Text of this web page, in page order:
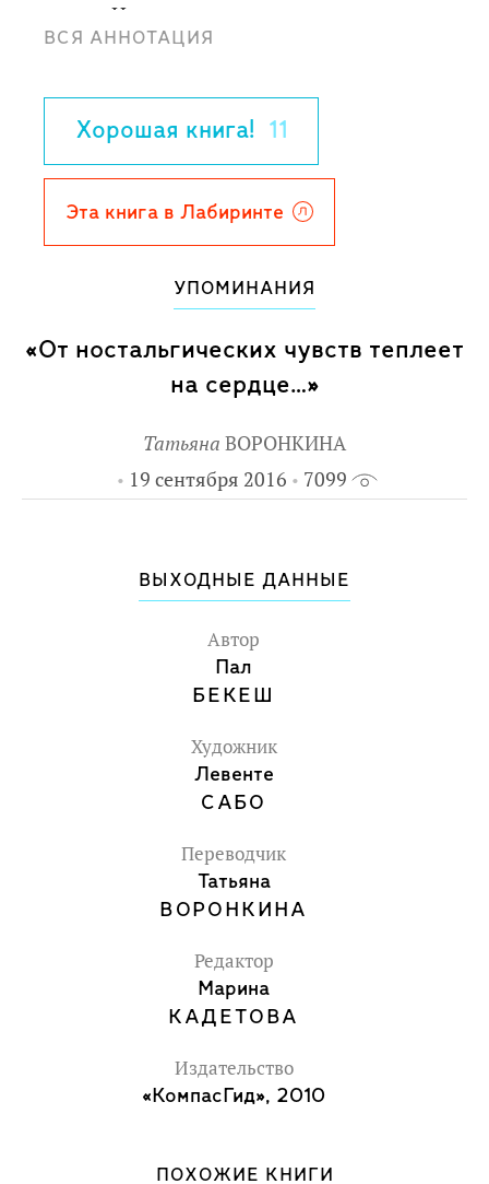
улицу. Но тут же, вечером, под
покровом ночи они тайком выбираются
И весь этот хлам, будь то порванный
абажур или продырявленный мячик,
находит новых хозяев. Вот только одна
вещь - старая потёртая половинка
подноса - остаётся лежать на дороге. Её
подбирает Барсук на пенсии Михей
Скорняжкин, и все жители улицы
теряют сон: неужели они не заметили
ВСЯ АННОТАЦИЯ
Хорошая книга! 11
Эта книга в Лабиринте
УПОМИНАНИЯ
«От ностальгических чувств теплеет
на сердце…»
Татьяна ВОРОНКИНА
19 сентября 2016
7099
ВЫХОДНЫЕ ДАННЫЕ
Автор
Пал
БЕКЕШ
Художник
Левенте
САБО
Переводчик
Татьяна
ВОРОНКИНА
Редактор
Марина
КАДЕТОВА
Издательство
«КомпасГид», 2010
ПОХОЖИЕ КНИГИ